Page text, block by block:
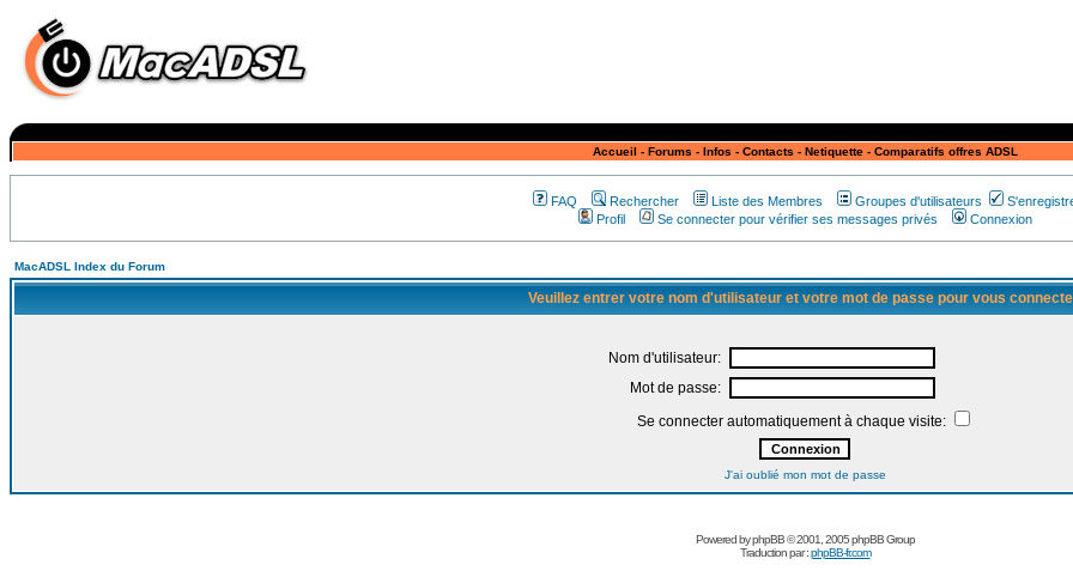
Accueil - Forums - Infos - Contacts - Netiquette- Comparatifs offres ADSL
FAQ Rechercher Liste des Membres Groupes d'utilisateurs
Profil
Se connecter pour vérifier ses messages privés Connexion
MacADSL Index du Forum
Veuillez entrer votre nom d'utilisateur et votre mot de passe pour vous
Nom d'utilisateur:
Mot de passe:
Se connecter automatiquement à chaque visite:
J'ai oublié mon mot de passe
Powered byphpBB© 2001, 2005 phpBB Group
Traduction par :phpBB-fr.com